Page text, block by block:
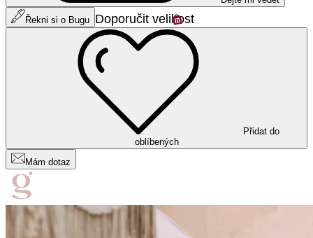
Řekni si o Bugu Doporučit velikost
Přidat do
oblíbených
Mám dotaz